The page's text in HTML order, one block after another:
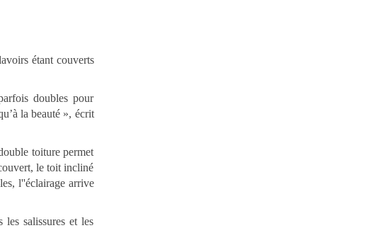
étant couverts
doubles pour
la beauté », écrit
toiture permet
le toit incliné
l''éclairage arrive
les salissures et les